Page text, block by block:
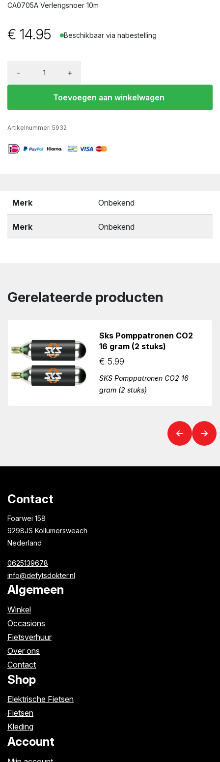
CA0705A Verlengsnoer 10m
€ 14.95 Beschikbaar via nabestelling
- +
Toevoegen aan winkelwagen
Artikelnummer: 5932
Merk Onbekend
Merk Onbekend
Gerelateerde producten
Sks Pomppatronen CO2
16 gram (2 stuks)
€ 5.99
SKS Pomppatronen CO2 16
gram (2 stuks)
Contact
Foarwei 158
9298JS Kollumersweach
Nederland
0625139678
info@defytsdokter.nl
Algemeen
Winkel
Occasions
Fietsverhuur
Over ons
Contact
Shop
Elektrische Fietsen
Fietsen
Kleding
Account